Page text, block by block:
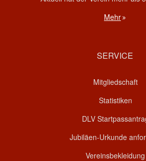
Mehr
SERVICE
Mitgliedschaft
Statistiken
DLV
Jubiläen-Urkunde
Vereinsbekleidung